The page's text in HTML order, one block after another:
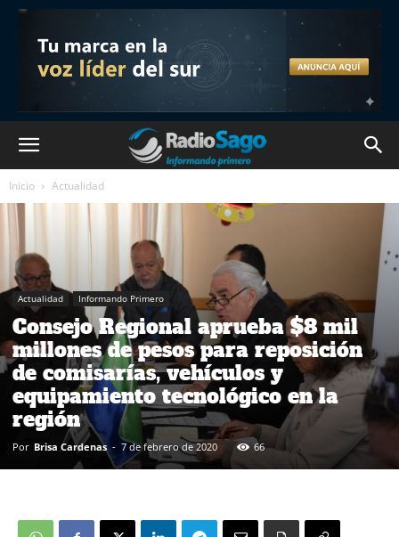
Inicio Actualidad
Actualidad Informando Primero
Consejo Regional aprueba $8 mil
millones de pesos para reposición
de comisarías, vehículos y
equipamiento tecnológico en la
región
Por Brisa Cardenas - 7 de febrero de 2020 66